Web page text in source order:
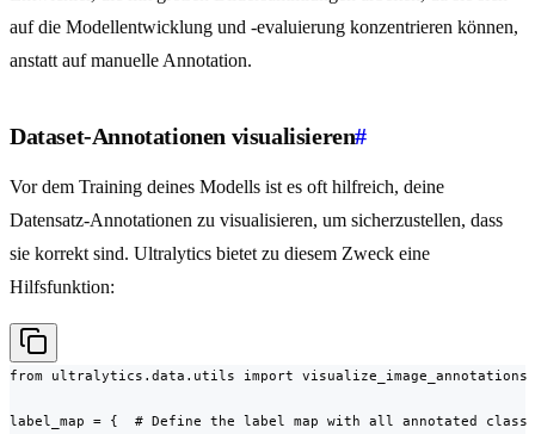
auf die Modellentwicklung und -evaluierung konzentrieren können,
anstatt auf manuelle Annotation.
Dataset-Annotationen visualisieren#
Vor dem Training deines Modells ist es oft hilfreich, deine
Datensatz-Annotationen zu visualisieren, um sicherzustellen, dass
sie korrekt sind. Ultralytics bietet zu diesem Zweck eine
Hilfsfunktion:
from ultralytics.data.utils import visualize_image_annotations
label_map = {  # Define the label map with all annotated